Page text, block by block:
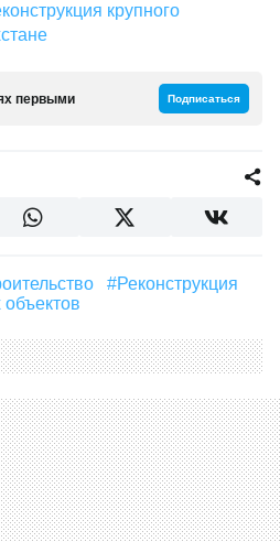
крупного
первыми Подписаться
#Реконструкция
объектов